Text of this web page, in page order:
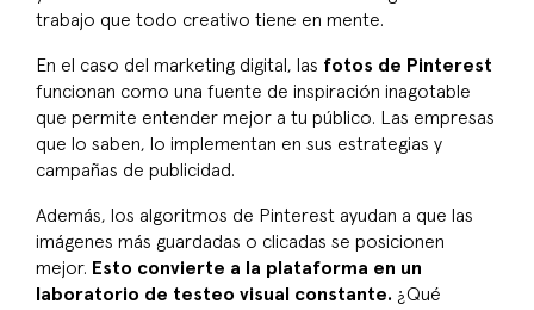
trabajo que todo creativo tiene en mente.
En el caso del marketing digital, las fotos de Pinterest
funcionan como una fuente de inspiración inagotable
que permite entender mejor a tu público. Las empresas
que lo saben, lo implementan en sus estrategias y
campañas de publicidad.
Además, los algoritmos de Pinterest ayudan a que las
imágenes más guardadas o clicadas se posicionen
mejor. Esto convierte a la plataforma en un
laboratorio de testeo visual constante. ¿Qué